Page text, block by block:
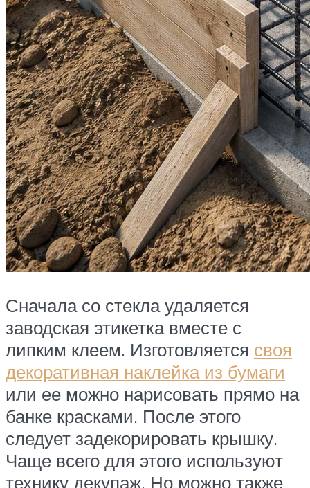
Сначала со стекла удаляется
заводская этикетка вместе с
липким клеем. Изготовляется своя
декоративная наклейка из бумаги
или ее можно нарисовать прямо на
банке красками. После этого
следует задекорировать крышку.
Чаще всего для этого используют
технику декупаж. Но можно также